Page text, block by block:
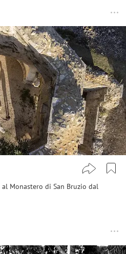
Monastero di San Bruzio dal